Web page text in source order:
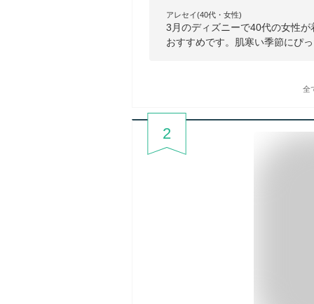
アレセイ(40代・女性)
3月のディズニーで40代の女性
おすすめです。肌寒い季節にぴ
全
2